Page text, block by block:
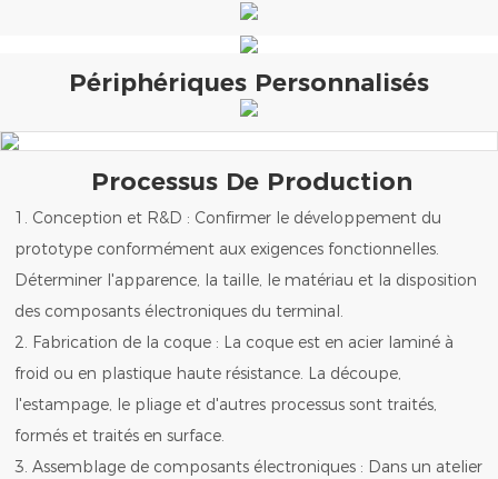
Périphériques Personnalisés
Processus De Production
1. Conception et R&D : Confirmer le développement du
prototype conformément aux exigences fonctionnelles.
Déterminer l'apparence, la taille, le matériau et la disposition
des composants électroniques du terminal.
2. Fabrication de la coque : La coque est en acier laminé à
froid ou en plastique haute résistance. La découpe,
l'estampage, le pliage et d'autres processus sont traités,
formés et traités en surface.
3. Assemblage de composants électroniques : Dans un atelier